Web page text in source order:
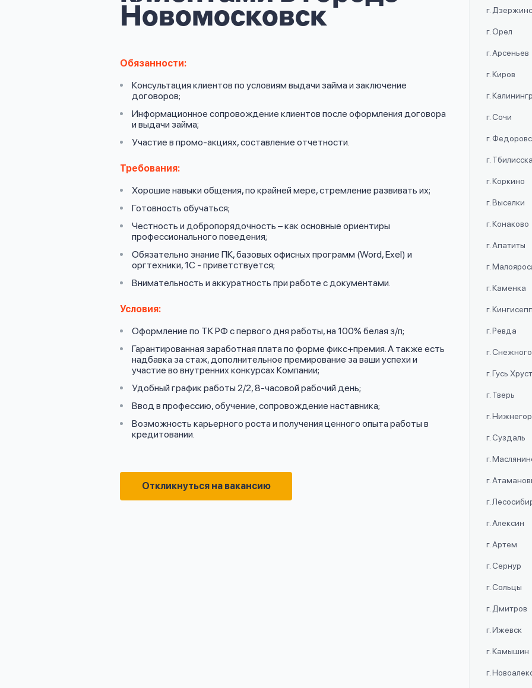
Новомосковск
Обязанности:
Консультация клиентов по условиям выдачи займа и заключение
договоров;
Информационное сопровождение клиентов после оформления договора
и выдачи займа;
Участие в промо-акциях, составление отчетности.
Требования:
Хорошие навыки общения, по крайней мере, стремление развивать их;
Готовность обучаться;
Честность и добропорядочность – как основные ориентиры
профессионального поведения;
Обязательно знание ПК, базовых офисных программ (Word, Exel) и
оргтехники, 1С - приветствуется;
Внимательность и аккуратность при работе с документами.
Условия:
Оформление по ТК РФ с первого дня работы, на 100% белая з/п;
Гарантированная заработная плата по форме фикс+премия. А также есть
надбавка за стаж, дополнительное премирование за ваши успехи и
участие во внутренних конкурсах Компании;
Удобный график работы 2/2, 8-часовой рабочий день;
Ввод в профессию, обучение, сопровождение наставника;
Возможность карьерного роста и получения ценного опыта работы в
кредитовании.
Откликнуться на вакансию
г.
г. Орел
г. Арсеньев
г. Киров
г.
г. Сочи
г.
г.
г. Коркино
г. Выселки
г. Конаково
г. Апатиты
г.
г. Каменка
г. Кингисепп
г. Ревда
г.
г. Гусь
г. Тверь
г.
г. Суздаль
г.
г.
г.
г. Алексин
г. Артем
г. Сернур
г. Сольцы
г. Дмитров
г. Ижевск
г. Камышин
г.
Войти под другим номером